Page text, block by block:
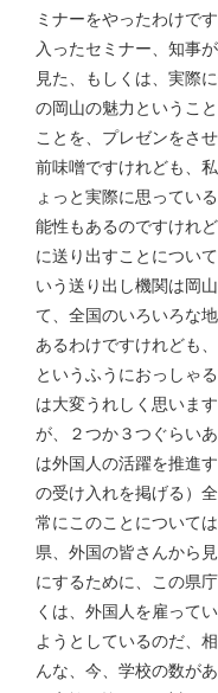
ミナーをやったわけで
入ったセミナー、知事
見た、もしくは、実際
の岡山の魅力というこ
ことを、プレゼンをさ
前味噌ですけれども、
ょっと実際に思ってい
能性もあるのですけれ
に送り出すことについ
いう送り出し機関は岡
て、全国のいろいろな
あるわけですけれども
というふうにおっしゃ
は大変うれしく思いま
が、２つか３つぐらい
は外国人の活躍を推進
の受け入れを掲げる）
常にこのことについて
県、外国の皆さんから
にするために、この県
くは、外国人を雇って
ようとしているのだ、
んな、今、学校の数が